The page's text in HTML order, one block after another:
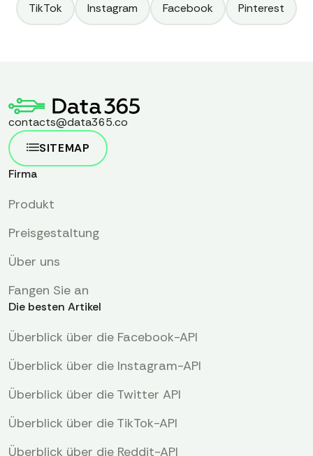
TikTok Instagram Facebook Pinterest
contacts@data365.co
SITEMAP
Firma
Produkt
Preisgestaltung
Über uns
Fangen Sie an
Die besten Artikel
Überblick über die Facebook-API
Überblick über die Instagram-API
Überblick über die Twitter API
Überblick über die TikTok-API
Überblick über die Reddit-API